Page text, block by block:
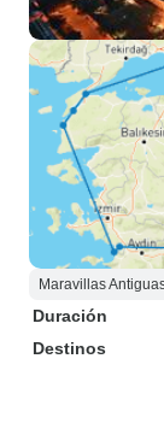
Maravillas
Duración
Destinos